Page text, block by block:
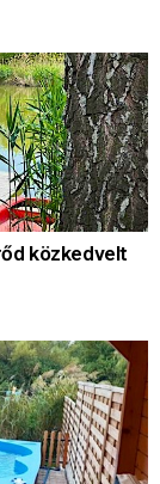
közkedvelt